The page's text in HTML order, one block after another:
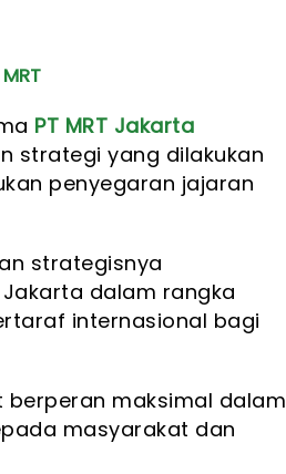
PT MRT Jakarta
strategi yang dilakukan
penyegaran jajaran
strategisnya
dalam rangka
internasional bagi
berperan maksimal dalam
masyarakat dan